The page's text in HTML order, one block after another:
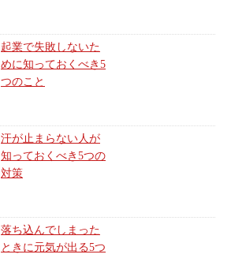
起業で失敗しないた
めに知っておくべき5
つのこと
汗が止まらない人が
知っておくべき5つの
対策
落ち込んでしまった
ときに元気が出る5つ